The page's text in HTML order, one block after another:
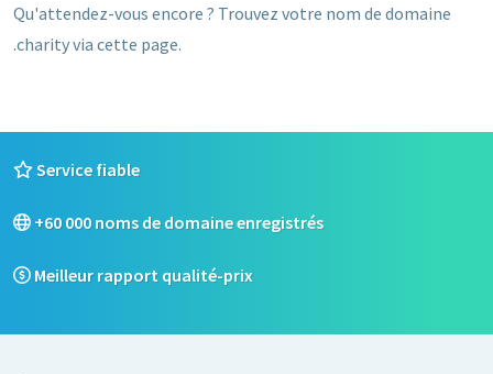
Qu'attendez-vous encore ? Trouvez votre nom de domaine
.charity via cette page.
Service fiable
+60 000 noms de domaine enregistrés
Meilleur rapport qualité-prix